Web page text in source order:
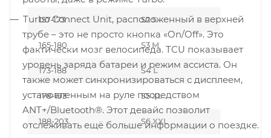
Turbo Connect Unit, расположенный в верхней
трубе – это не просто кнопка «On/Off». Это
фактически мозг велосипеда. TCU показывает
уровень заряда батареи и режим ассиста. Он
также может синхронизироваться с дисплеем,
установленным на руле посредством
ANT+/Bluetooth®. Этот девайс позволит
отслеживать ещё больше информации о поездке.
157-173 S2S
165-180 S3 M
173-188 S4L
178-193 S5XL
188-203 S6XXL